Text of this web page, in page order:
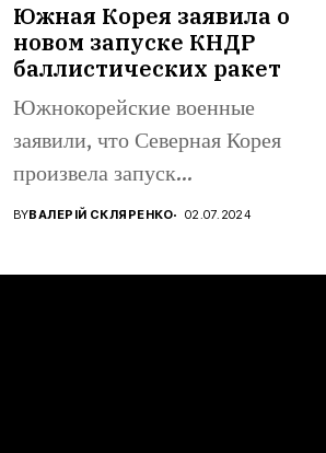
Южная Корея заявила о
новом запуске КНДР
баллистических ракет
Южнокорейские военные
заявили, что Северная Корея
произвела запуск
баллистической ракеты в
BYВАЛЕРІЙ СКЛЯРЕНКО 02.07.2024